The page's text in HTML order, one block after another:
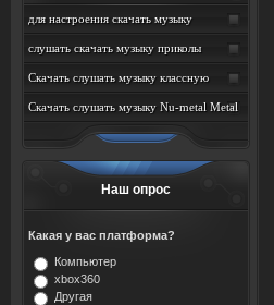
для настроения скачать музыку
слушать скачать музыку приколы
Скачать слушать музыку классную
Скачать слушать музыку Nu-metal Metal
Наш опрос
Какая у вас платформа?
Компьютер
xbox360
Другая